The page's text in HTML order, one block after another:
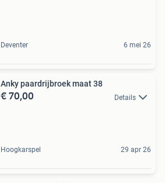
Deventer 6 mei 26
Anky paardrijbroek maat 38
€ 70,00 Details
Hoogkarspel 29 apr 26